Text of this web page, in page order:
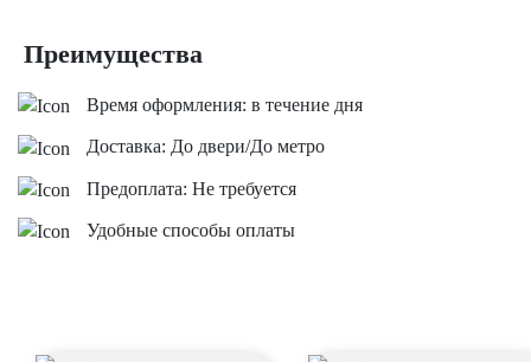
Преимущества
Время оформления: в течение дня
Доставка: До двери/До метро
Предоплата: Не требуется
Удобные способы оплаты